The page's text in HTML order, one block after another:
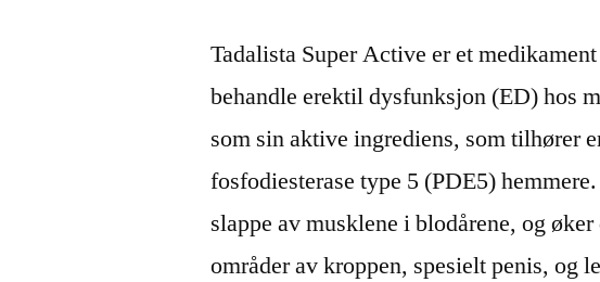
Tadalista Super Active er et
behandle erektil dysfunksjon (ED) hos
som sin aktive ingrediens, som tilhører
fosfodiesterase type 5 (PDE5)
slappe av musklene i blodårene, og
områder av kroppen, spesielt penis, og